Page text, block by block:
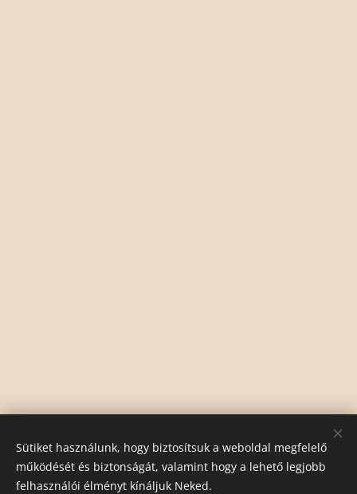
Sütiket használunk, hogy biztosítsuk a weboldal megfelelő
működését és biztonságát, valamint hogy a lehető legjobb
felhasználói élményt kínáljuk Neked.